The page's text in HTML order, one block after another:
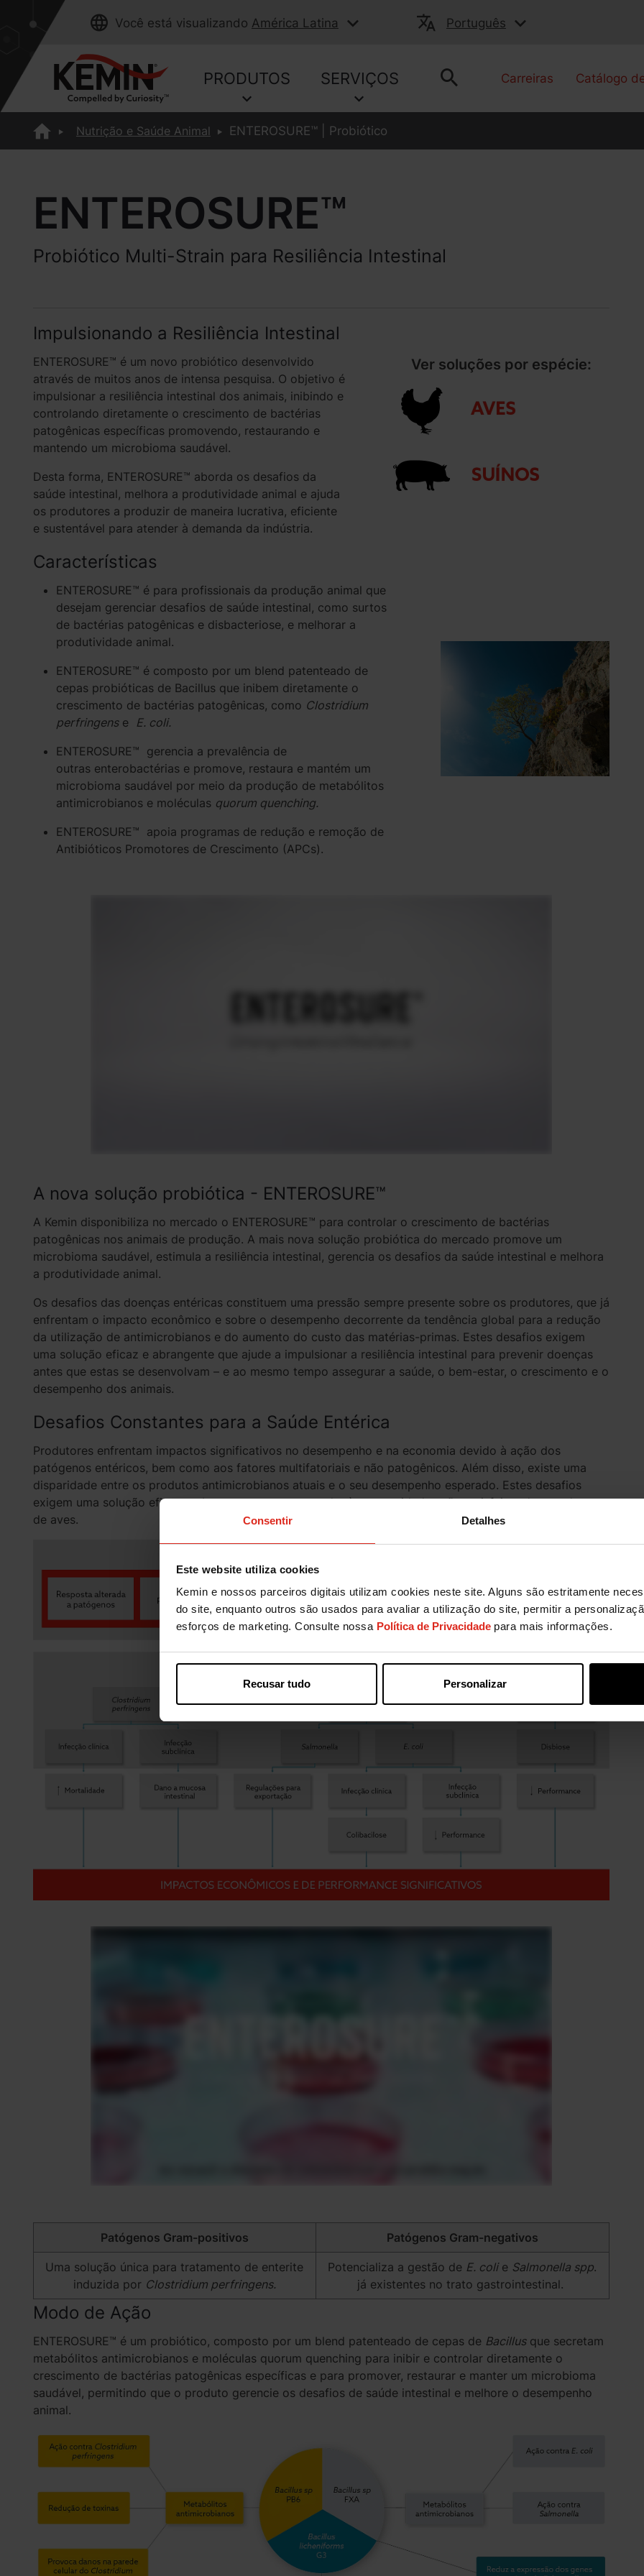
Consentir Detalhes
Este website utiliza cookies
Kemin e nossos parceiros digitais utilizam cookies neste site. Alguns são estritamente
do site, enquanto outros são usados para avaliar a utilização do site, permitir a
esforços de marketing. Consulte nossa Política de Privacidadepara mais informações.
Recusar tudo Personalizar
Você está visualizando América Latina Português
PRODUTOS SERVIÇOS Carreiras Catálogo
Nutrição e Saúde Animal ENTEROSURE™ | Probiótico
ENTEROSURE™
Probiótico Multi-Strain para Resiliência Intestinal
Impulsionando a Resiliência Intestinal
ENTEROSURE™ é um novo probiótico desenvolvido
através de muitos anos de intensa pesquisa. O objetivo é
impulsionar a resiliência intestinal dos animais, inibindo e
controlando diretamente o crescimento de bactérias
patogênicas específicas promovendo, restaurando e
mantendo um microbioma saudável.
Desta forma, ENTEROSURE™ aborda os desafios da
saúde intestinal, melhora a produtividade animal e ajuda
os produtores a produzir de maneira lucrativa, eficiente
e sustentável para atender à demanda da indústria.
Ver soluções por espécie:
Características
ENTEROSURE™ é para profissionais da produção animal que
desejam gerenciar desafios de saúde intestinal, como surtos
de bactérias patogênicas e disbacteriose, e melhorar a
produtividade animal.
ENTEROSURE™ é composto por um blend patenteado de
cepas probióticas de Bacillus que inibem diretamente o
crescimento de bactérias patogênicas, como Clostridium
perfringense E. coli.
ENTEROSURE™ gerencia a prevalência de
outras enterobactérias e promove, restaura e mantém um
microbioma saudável por meio da produção de metabólitos
antimicrobianos e moléculas quorum quenching.
ENTEROSURE™ apoia programas de redução e remoção de
Antibióticos Promotores de Crescimento (APCs).
A nova solução probiótica - ENTEROSURE™
A Kemin disponibiliza no mercado o ENTEROSURE™ para controlar o crescimento de bactérias
patogênicas nos animais de produção. A mais nova solução probiótica do mercado promove um
microbioma saudável, estimula a resiliência intestinal, gerencia os desafios da saúde intestinal e melhora
a produtividade animal.
Os desafios das doenças entéricas constituem uma pressão sempre presente sobre os produtores, que já
enfrentam o impacto econômico e sobre o desempenho decorrente da tendência global para a redução
da utilização de antimicrobianos e do aumento do custo das matérias-primas. Estes desafios exigem
uma solução eficaz e abrangente que ajude a impulsionar a resiliência intestinal para prevenir doenças
antes que estas se desenvolvam – e ao mesmo tempo assegurar a saúde, o bem-estar, o crescimento e o
desempenho dos animais.
Desafios Constantes para a Saúde Entérica
Produtores enfrentam impactos significativos no desempenho e na economia devido à ação dos
patógenos entéricos, bem como aos fatores multifatoriais e não patogênicos. Além disso, existe uma
disparidade entre os produtos antimicrobianos atuais e o seu desempenho esperado. Estes desafios
exigem uma solução eficaz e abrangente para responder às necessidades não satisfeitas dos produtores
de aves.
Patógenos Gram-positivos Patógenos Gram-negativos
Uma solução única para tratamento de enterite
induzida por Clostridium perfringens.
Potencializa a gestão de E. colie Salmonella spp.
já existentes no trato gastrointestinal.
Modo de Ação
ENTEROSURE™ é um probiótico, composto por um blend patenteado de cepas de Bacillusque secretam
metabólitos antimicrobianos e moléculas quorum quenching para inibir e controlar diretamente o
crescimento de bactérias patogênicas específicas e para promover, restaurar e manter um microbioma
saudável, permitindo que o produto gerencie os desafios de saúde intestinal e melhore o desempenho
animal.